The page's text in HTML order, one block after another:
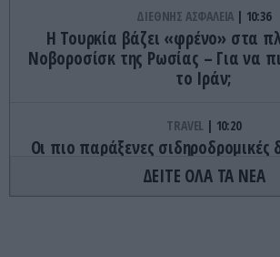
ΔΙΕΘΝΗΣ ΑΣΦΑΛΕΙΑ 10:36
Η Τουρκία βάζει «φρένο» στα
Νοβοροσίσκ της Ρωσίας – Για να
το Ιράν;
TRAVEL 10:20
Οι πιο παράξενες σιδηροδρομικές
κόσμου
ΔΕΙΤΕ ΟΛΑ ΤΑ ΝΕΑ